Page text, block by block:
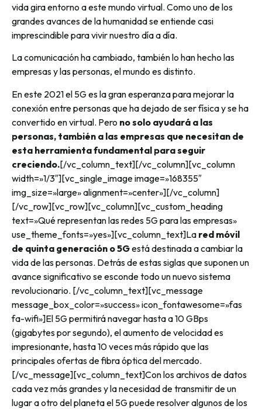
vida gira entorno a este mundo virtual. Como uno de los
grandes avances de la humanidad se entiende casi
imprescindible para vivir nuestro día a día.
La comunicación ha cambiado, también lo han hecho las
empresas y las personas, el mundo es distinto.
En este 2021 el 5G es la gran esperanza para mejorar la
conexión entre personas que ha dejado de ser física y se ha
convertido en virtual. Pero no solo ayudará a las
personas, también a las empresas que necesitan de
esta herramienta fundamental para seguir
creciendo.[/vc_column_text][/vc_column][vc_column
width=»1/3″][vc_single_image image=»168355″
img_size=»large» alignment=»center»][/vc_column]
[/vc_row][vc_row][vc_column][vc_custom_heading
text=»Qué representan las redes 5G para las empresas»
use_theme_fonts=»yes»][vc_column_text]La red móvil
de quinta generación o 5Gestá destinada a cambiar la
vida de las personas. Detrás de estas siglas que suponen un
avance significativo se esconde todo un nuevo sistema
revolucionario. [/vc_column_text][vc_message
message_box_color=»success» icon_fontawesome=»fas
fa-wifi»]El 5G permitirá navegar hasta a 10 GBps
(gigabytes por segundo), el aumento de velocidad es
impresionante, hasta 10 veces más rápido que las
principales ofertas de fibra óptica del mercado.
[/vc_message][vc_column_text]Con los archivos de datos
cada vez más grandes y la necesidad de transmitir de un
lugar a otro del planeta el 5G puede resolver algunos de los